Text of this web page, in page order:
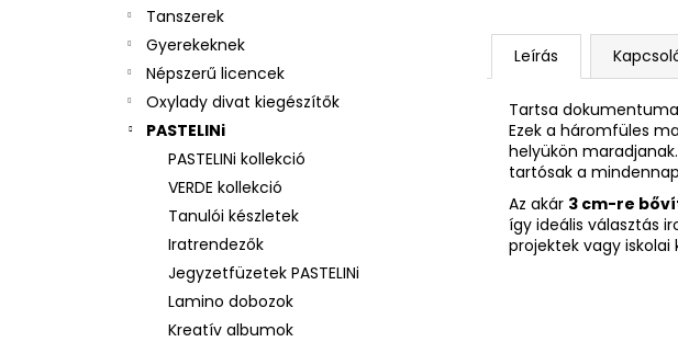
Tanszerek
Gyerekeknek
Népszerű licencek
Oxylady divat kiegészítők
PASTELINi
PASTELINi kollekció
VERDE kollekció
Tanulói készletek
Iratrendezők
Jegyzetfüzetek PASTELINi
Lamino dobozok
Kreatív albumok
Leírás
Tartsa
Ezek a háromfüles
helyükön maradjanak.
tartósak a
Az akár 3 cm-re
így ideális választás
projektek vagy iskolai